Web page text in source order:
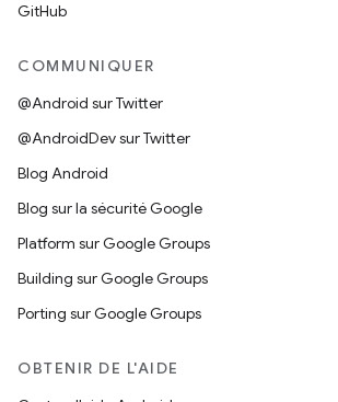
GitHub
COMMUNIQUER
@Android sur Twitter
@AndroidDev sur Twitter
Blog Android
Blog sur la sécurité Google
Platform sur Google Groups
Building sur Google Groups
Porting sur Google Groups
OBTENIR DE L'AIDE